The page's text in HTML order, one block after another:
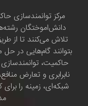
مرکز توانمندسازی
دانش‌اموختگان
تلاش می‌کنند تا از
بتوانند گام‌هایی در
حاکمیت، توانمندسازی
نابرابری و تعارض
شبکه‌ای، زمینه را